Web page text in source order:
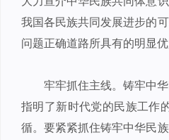
我国各民族共同发展进步的
问题正确道路所具有的明显
牢牢抓住主线。铸牢中
指明了新时代党的民族工作
循。要紧紧抓住铸牢中华民